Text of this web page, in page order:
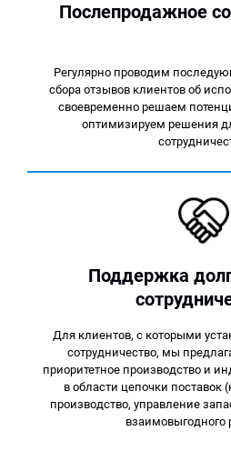
Послепродажное
Регулярно проводим
сбора отзывов клиентов об
своевременно решаем
оптимизируем решения
Поддержка
Для клиентов, с которыми
сотрудничество, мы
приоритетное производство и
в области цепочки поставок
производство, управление
взаимовыгодного